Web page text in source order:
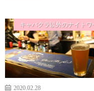
キャバクラ以外のナイトワ
2020.02.28